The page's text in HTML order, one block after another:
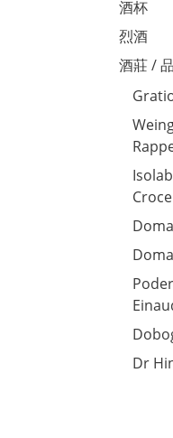
酒杯
烈酒
酒莊 /
Croce
Dr